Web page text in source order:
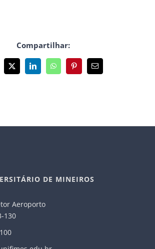
Compartilhar:
X LinkedInWhatsAppPinterest
E-
mail
DE MINEIROS
Aeroporto
130